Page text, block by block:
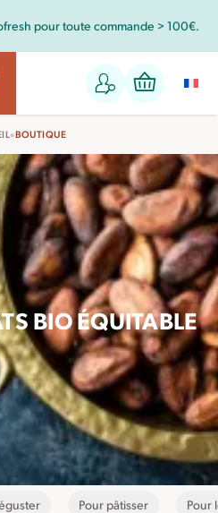
pour toute commande > 100€.
•BOUTIQUE
BIO ÉQUITABLE
Pour pâtisser Pour